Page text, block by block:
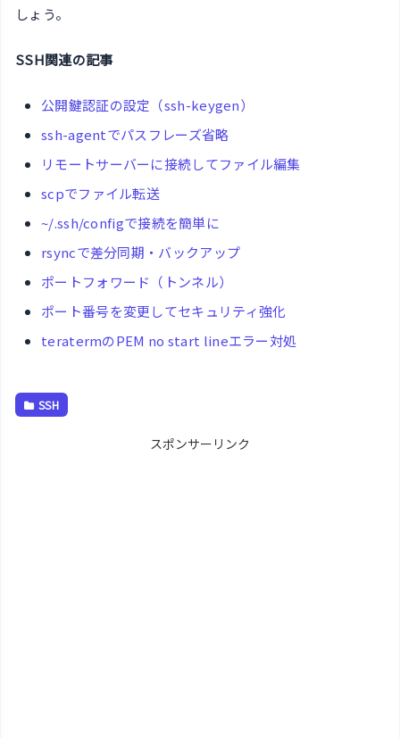
しょう。
SSH関連の記事
公開鍵認証の設定（ssh-keygen）
ssh-agentでパスフレーズ省略
リモートサーバーに接続してファイル編集
scpでファイル転送
~/.ssh/configで接続を簡単に
rsyncで差分同期・バックアップ
ポートフォワード（トンネル）
ポート番号を変更してセキュリティ強化
teratermのPEM no start lineエラー対処
SSH
スポンサーリンク